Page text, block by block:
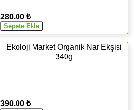
280.00 ₺
Ekoloji Market Organik Nar Ekşisi
340g
390.00 ₺